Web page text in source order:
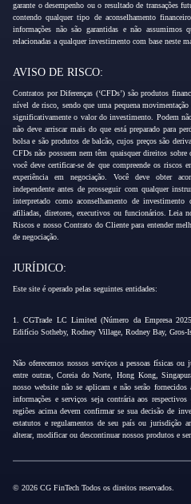
garante o desempenho ou o resultado de transações
contendo qualquer tipo de aconselhamento
informações não são garantidas e não assumimos
relacionadas a qualquer investimento com base neste
AVISO DE RISCO:
Contratos por Diferenças (‘CFDs’) são produtos
nível de risco, sendo que uma pequena
significativamente o valor do investimento. Podem
não deve arriscar mais do que está preparado para
bolsa e são produtos de balcão, cujos preços são
CFDs não possuem nem têm quaisquer direitos sobre
você deve certificar-se de que compreende os riscos
experiência em negociação. Você deve obter
independente antes de prosseguir com qualquer
interpretado como aconselhamento de
afiliadas, diretores, executivos ou funcionários. Leia
Riscos e nosso Contrato do Cliente para entender
de negociação.
JURÍDICO:
Este site é operado pelas seguintes entidades:
1. CGTrade LC Limited (Número da Empresa
Edifício Sotheby, Rodney Village, Rodney Bay, Gros-
Não oferecemos nossos serviços a pessoas físicas
entre outras, Coreia do Norte, Hong Kong,
nosso website não se aplicam e não serão
informações e serviços seja contrária aos
regiões acima devem confirmar se sua decisão de
estatutos e regulamentos de seu país ou jurisdição
alterar, modificar ou descontinuar nossos produtos e
© 2026 CG FinTech Todos os direitos reservados.